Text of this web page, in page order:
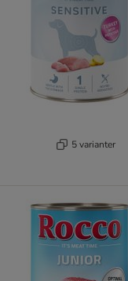
5 varianter